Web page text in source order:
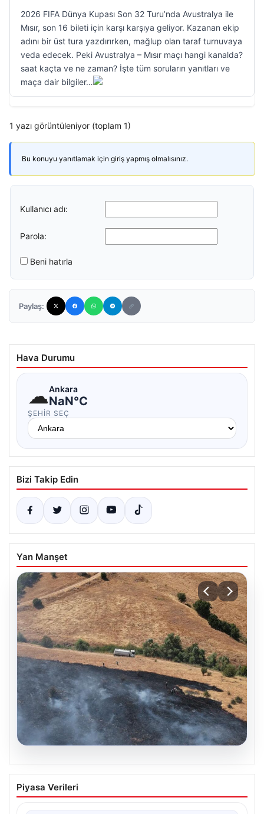
2026 FIFA Dünya Kupası Son 32 Turu’nda Avustralya ile
Mısır, son 16 bileti için karşı karşıya geliyor. Kazanan ekip
adını bir üst tura yazdırırken, mağlup olan taraf turnuvaya
veda edecek. Peki Avustralya – Mısır maçı hangi kanalda?
saat kaçta ve ne zaman? İşte tüm soruların yanıtları ve
maça dair bilgiler…
1 yazı görüntüleniyor (toplam 1)
Bu konuyu yanıtlamak için giriş yapmış olmalısınız.
Kullanıcı adı:
Parola:
Beni hatırla
Paylaş:
Hava Durumu
☁Ankara
NaN°C
ŞEHIR SEÇ
Bizi Takip Edin
Yan Manşet
Tunceli’de otluk alandan ormana
sıçrayan yangın söndürüldü
Piyasa Verileri